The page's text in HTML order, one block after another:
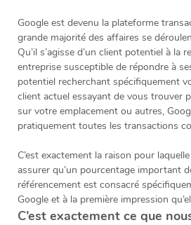
Google est devenu la plateforme
grande majorité des affaires se
Qu’il s’agisse d’un client potentiel à la
entreprise susceptible de répondre à
potentiel recherchant spécifiquement
client actuel essayant de vous trouver
sur votre emplacement ou autres,
pratiquement toutes les transactions
C’est exactement la raison pour
assurer qu’un pourcentage important
référencement est consacré
Google et à la première impression
C’est exactement ce que